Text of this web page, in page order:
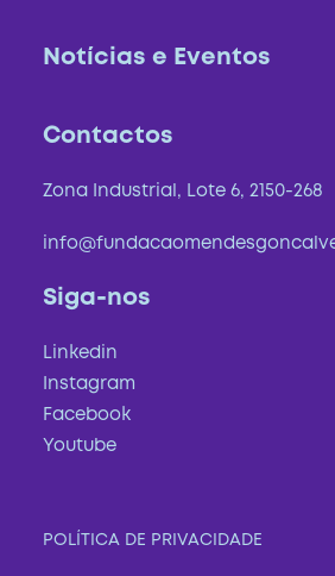
Notícias e Eventos
Contactos
Zona Industrial, Lote 6, 2150-
Siga-nos
Linkedin
Instagram
Facebook
Youtube
POLÍTICA DE PRIVACIDADE